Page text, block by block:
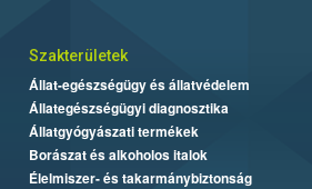
Szakterületek
Állat-egészségügy és állatvédelem
Állategészségügyi diagnosztika
Állatgyógyászati termékek
Borászat és alkoholos italok
Élelmiszer- és takarmánybiztonság